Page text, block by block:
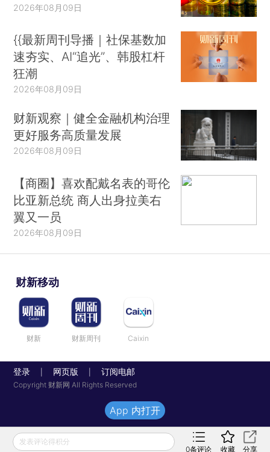
2026年08月09日
{{最新周刊导播｜社保基数加
速夯实、AI“追光”、韩股杠杆
狂潮
2026年08月09日
财新观察｜健全金融机构治理
更好服务高质量发展
2026年08月09日
【商圈】喜欢配戴名表的哥伦
比亚新总统 商人出身拉美右
翼又一员
2026年08月09日
财新移动
财新 财新周刊 Caixin
登录 网页版 订阅电邮
Copyright 财新网 All Rights Reserved
发表评论得积分
0条评论 收藏 分享
App 内打开